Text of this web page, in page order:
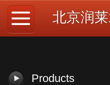
北京润
Products